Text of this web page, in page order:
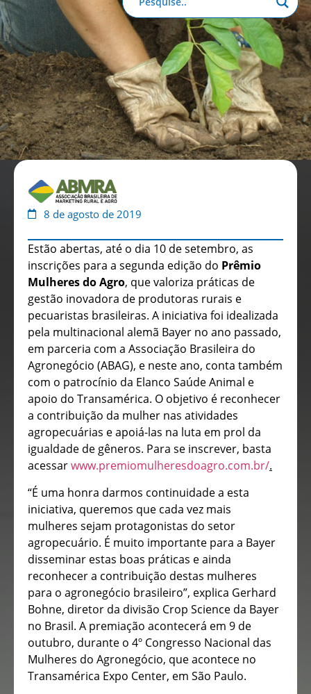
8 de agosto de 2019
Estão abertas, até o dia 10 de setembro, as
inscrições para a segunda edição do Prêmio
Mulheres do Agro, que valoriza práticas de
gestão inovadora de produtoras rurais e
pecuaristas brasileiras. A iniciativa foi idealizada
pela multinacional alemã Bayer no ano passado,
em parceria com a Associação Brasileira do
Agronegócio (ABAG), e neste ano, conta também
com o patrocínio da Elanco Saúde Animal e
apoio do Transamérica. O objetivo é reconhecer
a contribuição da mulher nas atividades
agropecuárias e apoiá-las na luta em prol da
igualdade de gêneros. Para se inscrever, basta
acessarwww.premiomulheresdoagro.com.br/.
“É uma honra darmos continuidade a esta
iniciativa, queremos que cada vez mais
mulheres sejam protagonistas do setor
agropecuário. É muito importante para a Bayer
disseminar estas boas práticas e ainda
reconhecer a contribuição destas mulheres
para o agronegócio brasileiro”, explica Gerhard
Bohne, diretor da divisão Crop Science da Bayer
no Brasil. A premiação acontecerá em 9 de
outubro, durante o 4º Congresso Nacional das
Mulheres do Agronegócio, que acontece no
Transamérica Expo Center, em São Paulo.